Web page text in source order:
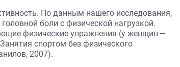
По данным нашего исследования,
боли с физической нагрузкой.
физические упражнения (у женщин —
спортом без физического
2007).